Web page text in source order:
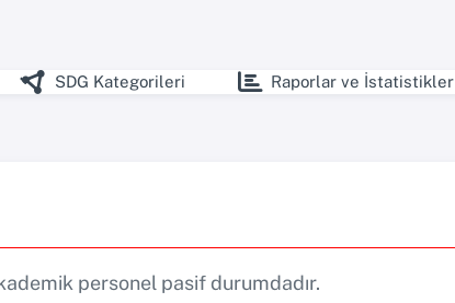
SDG Kategorileri Raporlar ve İstatistikler
personel pasif durumdadır.